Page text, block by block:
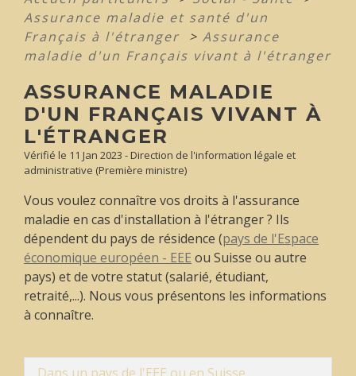
Assurance maladie et santé d'un
Français à l'étranger > Assurance
maladie d'un Français vivant à l'étranger
ASSURANCE MALADIE
D'UN FRANÇAIS VIVANT À
L'ÉTRANGER
Vérifié le 11 Jan 2023 - Direction de l'information légale et
administrative (Première ministre)
Vous voulez connaître vos droits à l'assurance
maladie en cas d'installation à l'étranger ? Ils
dépendent du pays de résidence (pays de l'Espace
économique européen - EEE ou Suisse ou autre
pays) et de votre statut (salarié, étudiant,
retraité,...). Nous vous présentons les informations
à connaître.
Dans un pays de l'EEE ou en Suisse